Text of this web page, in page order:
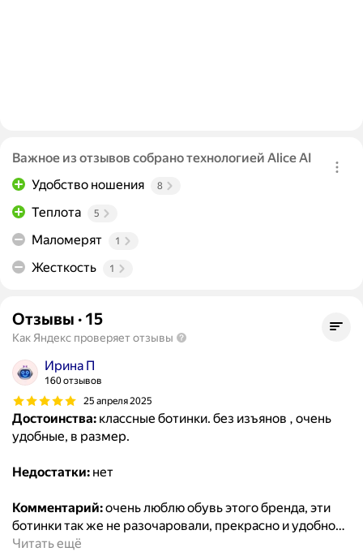
Важное из отзывов собрано технологией Alice AI
Удобство ношения
8
Теплота 5
Маломерят 1
Жесткость 1
Отзывы · 15
Как Яндекс проверяет отзывы
Ирина П
160 отзывов
25 апреля 2025
Достоинства: классные ботинки. без изъянов , очень
удобные, в размер.
Недостатки: нет
Комментарий:очень люблю обувь этого бренда, эти
ботинки так же не разочаровали, прекрасно и удобно…
Читать ещё